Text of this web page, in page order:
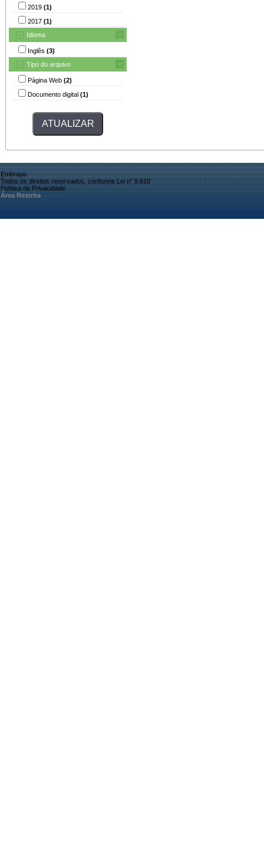
2019 (1)
2017 (1)
Idioma
Inglês (3)
Tipo do arquivo
Página Web (2)
Documento digital (1)
Embrapa
Todos os direitos reservados, conforme Lei n° 9.610
Política de Privacidade
Área Restrita